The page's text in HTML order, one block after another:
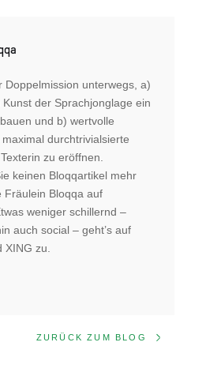
Doppelmission unterwegs, a)
der Sprachjonglage ein
und b) wertvolle
durchtrivialsierte
zu eröffnen.
keinen Bloqqartikel mehr
Fräulein Bloqqa auf
weniger schillernd –
auch social – geht’s auf
XING zu.
ZURÜCK ZUM BLOG